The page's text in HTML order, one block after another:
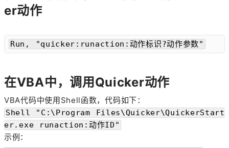
er动作
Run, "quicker:runaction:动作标识?动作参数"
在VBA中，调用Quicker动作
VBA代码中使用Shell函数，代码如下：
Shell "C:\Program Files\Quicker\QuickerStart
er.exe runaction:动作ID"
示例：